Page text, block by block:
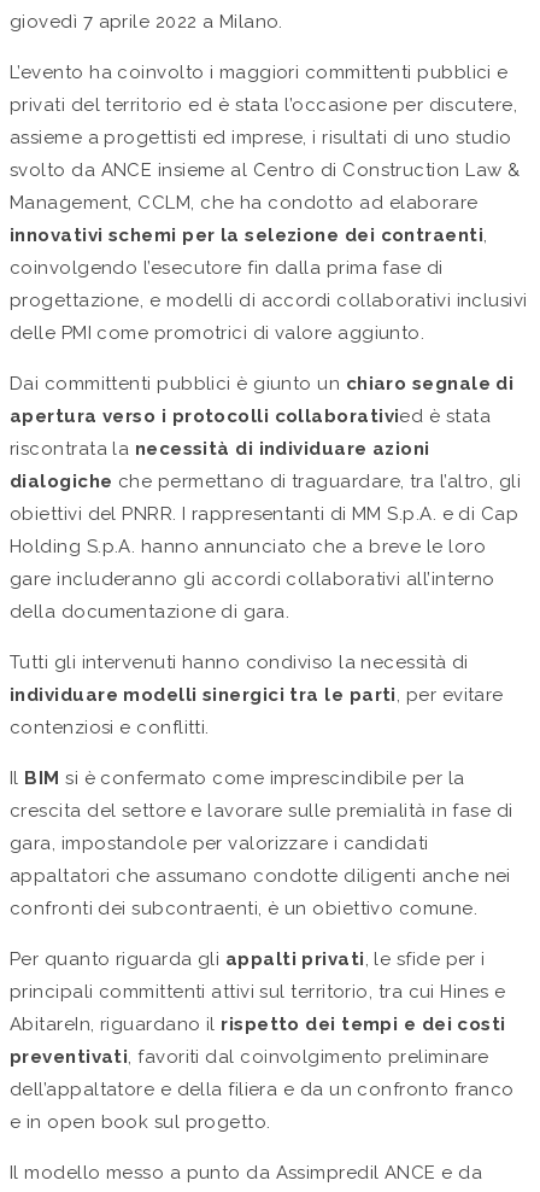
giovedì 7 aprile 2022 a Milano.
L’evento ha coinvolto i maggiori committenti pubblici e
privati del territorio ed è stata l’occasione per discutere,
assieme a progettisti ed imprese, i risultati di uno studio
svolto da ANCE insieme al Centro di Construction Law &
Management, CCLM, che ha condotto ad elaborare
innovativi schemi per la selezione dei contraenti
coinvolgendo l’esecutore fin dalla prima fase di
progettazione, e modelli di accordi collaborativi inclusivi
delle PMI come promotrici di valore aggiunto.
Dai committenti pubblici è giunto un chiaro segnale di
apertura verso i protocolli collaborativied è stata
riscontrata la necessità di individuare azioni
dialogiche che permettano di traguardare, tra l’altro, gli
obiettivi del PNRR. I rappresentanti di MM S.p.A. e di Cap
Holding S.p.A. hanno annunciato che a breve le loro
gare includeranno gli accordi collaborativi all’interno
della documentazione di gara.
Tutti gli intervenuti hanno condiviso la necessità di
individuare modelli sinergici tra le parti
, per evitare
contenziosi e conflitti.
Il BIM si è confermato come imprescindibile per la
crescita del settore e lavorare sulle premialità in fase di
gara, impostandole per valorizzare i candidati
appaltatori che assumano condotte diligenti anche nei
confronti dei subcontraenti, è un obiettivo comune.
Per quanto riguarda gli appalti privati , le sfide per i
principali committenti attivi sul territorio, tra cui Hines e
AbitareIn, riguardano il rispetto dei tempi e dei costi
preventivati , favoriti dal coinvolgimento preliminare
dell’appaltatore e della filiera e da un confronto franco
e in open book sul progetto.
Il modello messo a punto da Assimpredil ANCE e da